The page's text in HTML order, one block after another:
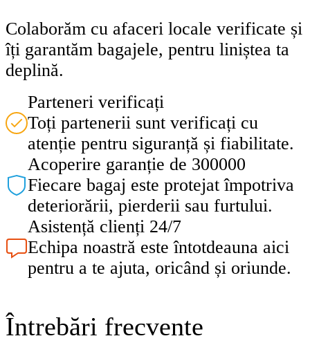
Colaborăm cu afaceri locale verificate și
îți garantăm bagajele, pentru liniștea ta
deplină.
Parteneri verificați
Toți partenerii sunt verificați cu
atenție pentru siguranță și fiabilitate.
Acoperire garanție de 300000
Fiecare bagaj este protejat împotriva
deteriorării, pierderii sau furtului.
Asistență clienți 24/7
Echipa noastră este întotdeauna aici
pentru a te ajuta, oricând și oriunde.
Întrebări frecvente